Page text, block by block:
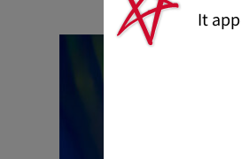
It